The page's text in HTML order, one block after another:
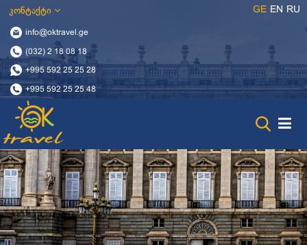
კონტაქტი
info@oktravel.ge
(032) 2 18 08 18
+995 592 25 25 28
+995 592 25 25 48
GE EN RU